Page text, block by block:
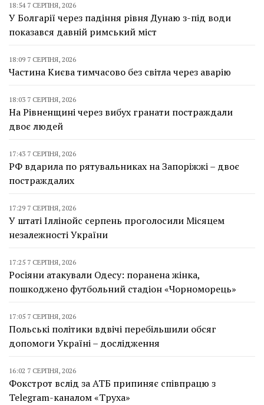
18:54 7 СЕРПНЯ, 2026
У Болгарії через падіння рівня Дунаю з-під води
показався давній римський міст
18:09 7 СЕРПНЯ, 2026
Частина Києва тимчасово без світла через аварію
18:03 7 СЕРПНЯ, 2026
На Рівненщині через вибух гранати постраждали
двоє людей
17:43 7 СЕРПНЯ, 2026
РФ вдарила по рятувальниках на Запоріжжі – двоє
постраждалих
17:29 7 СЕРПНЯ, 2026
У штаті Іллінойс серпень проголосили Місяцем
незалежності України
17:25 7 СЕРПНЯ, 2026
Росіяни атакували Одесу: поранена жінка,
пошкоджено футбольний стадіон «Чорноморець»
17:05 7 СЕРПНЯ, 2026
Польські політики вдвічі перебільшили обсяг
допомоги Україні – дослідження
16:02 7 СЕРПНЯ, 2026
Фокстрот вслід за АТБ припиняє співпрацю з
Telegram-каналом «Труха»